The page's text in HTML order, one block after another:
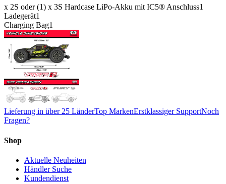
x 2S oder (1) x 3S Hardcase LiPo-Akku mit IC5® Anschluss1
Ladegerät1
Charging Bag1
Lieferung in über 25 LänderTop MarkenErstklassiger SupportNoch
Fragen?
Shop
Aktuelle Neuheiten
Händler Suche
Kundendienst